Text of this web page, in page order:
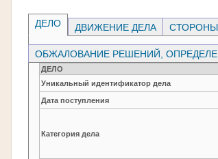
ДЕЛО ДВИЖЕНИЕ ДЕЛА СТОРОНЫ
ОБЖАЛОВАНИЕ РЕШЕНИЙ,
ДЕЛО
Уникальный идентификатор дела
Дата поступления
Категория дела